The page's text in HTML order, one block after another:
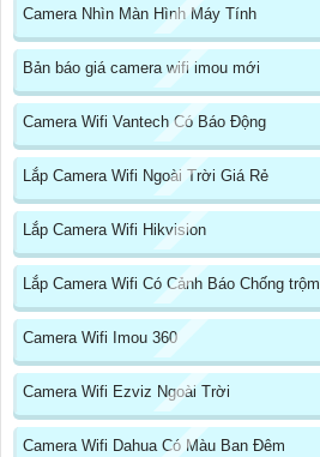
Camera Nhìn Màn Hình Máy Tính
Bản báo giá camera wifi imou mới
Camera Wifi Vantech Có Báo Động
Lắp Camera Wifi Ngoài Trời Giá Rẻ
Lắp Camera Wifi Hikvision
Lắp Camera Wifi Có Cảnh Báo Chống trộm
Camera Wifi Imou 360
Camera Wifi Ezviz Ngoài Trời
Camera Wifi Dahua Có Màu Ban Đêm